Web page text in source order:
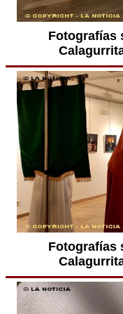
Fotografías
Fotografías